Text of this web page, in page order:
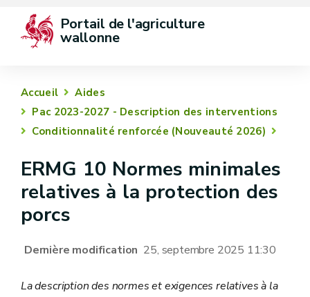
Portail de l'agriculture
wallonne
Accueil
Aides
Pac 2023-2027 - Description des interventions
Conditionnalité renforcée (Nouveauté 2026)
ERMG 10 Normes minimales
relatives à la protection des
porcs
Dernière modification 25, septembre 2025 11:30
La description des normes et exigences relatives à la